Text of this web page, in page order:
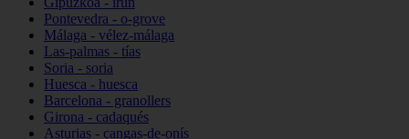
Pontevedra - o-grove
Málaga - vélez-málaga
Las-palmas - tías
Soria - soria
Huesca - huesca
Barcelona - granollers
Girona - cadaqués
Asturias - cangas-de-onís